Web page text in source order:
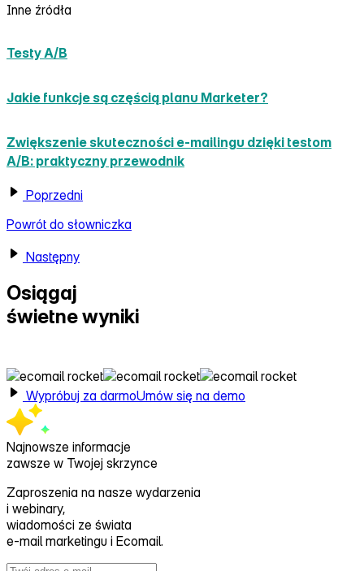
Inne źródła
Testy A/B
Jakie funkcje są częścią planu Marketer?
Zwiększenie skuteczności e‑mailingu dzięki testom
A/B: praktyczny przewodnik
Poprzedni
Powrót do słowniczka
Następny
Osiągaj
świetne wyniki
Wypróbuj za darmoUmów się na demo
Najnowsze informacje
zawsze w Twojej skrzynce
Zaproszenia na nasze wydarzenia
i webinary,
wiadomości ze świata
e‑mail marketingu i Ecomail.